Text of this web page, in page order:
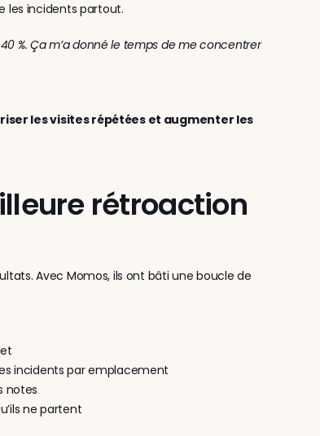
les incidents partout.
%. Ça m’a donné le temps de me concentrer
les visites répétées et augmenter les
rétroaction
Avec Momos, ils ont bâti une boucle de
incidents par emplacement
notes
ne partent